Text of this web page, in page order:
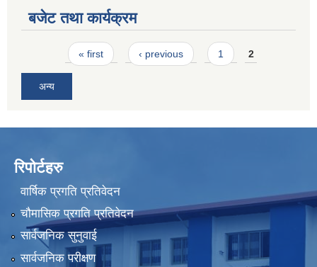
बजेट तथा कार्यक्रम
Pages« first ‹ previous 1 2
अन्य
रिपोर्टहरु
वार्षिक प्रगति प्रतिवेदन
चौमासिक प्रगति प्रतिवेदन
सार्वजनिक सुनुवाई
सार्वजनिक परीक्षण